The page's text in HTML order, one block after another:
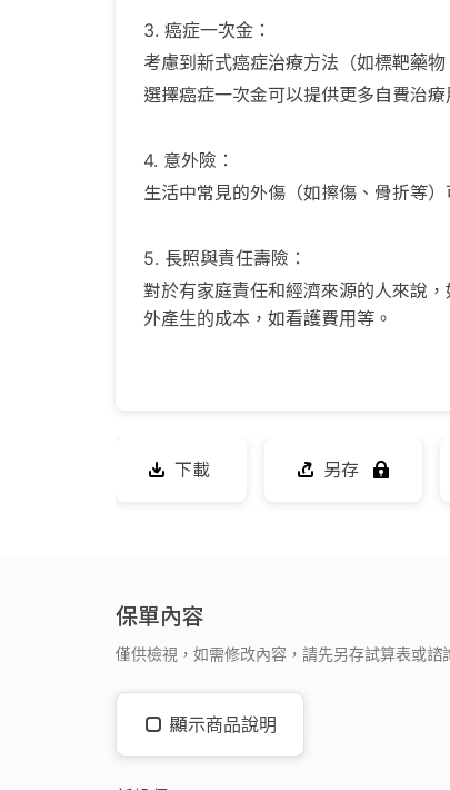
3. 癌症一次金：
考慮到新式癌症治療方法（如標靶藥
選擇癌症一次金可以提供更多自費治療
4. 意外險：
生活中常見的外傷（如擦傷、骨折等
5. 長照與責任壽險：
對於有家庭責任和經濟來源的人來說
外產生的成本，如看護費用等。
下載 另存
保單內容
僅供檢視，如需修改內容，請先另存試算表或諮
顯示商品說明